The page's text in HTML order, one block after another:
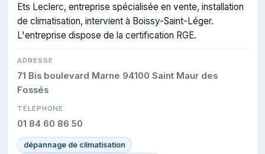
Ets Leclerc, entreprise spécialisée en vente, installation
de climatisation, intervient à Boissy-Saint-Léger.
L'entreprise dispose de la certification RGE.
ADRESSE
71 Bis boulevard Marne 94100 Saint Maur des
Fossés
TÉLÉPHONE
01 84 60 86 50
dépannage de climatisation